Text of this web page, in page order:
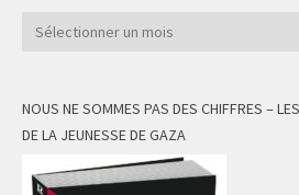
Archives
NOUS NE SOMMES PAS DES CHIFFRES –
DE LA JEUNESSE DE GAZA